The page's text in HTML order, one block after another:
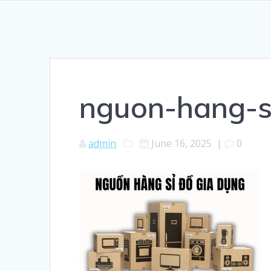
nguon-
admin June 16, 2025 | 0